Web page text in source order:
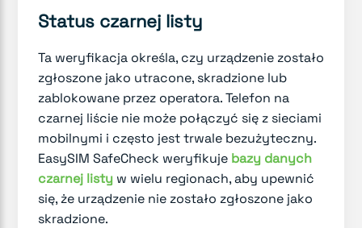
Status czarnej listy
Ta weryfikacja określa, czy urządzenie zostało
zgłoszone jako utracone, skradzione lub
zablokowane przez operatora. Telefon na
czarnej liście nie może połączyć się z sieciami
mobilnymi i często jest trwale bezużyteczny.
EasySIM SafeCheck weryfikuje bazy danych
czarnej listy w wielu regionach, aby upewnić
się, że urządzenie nie zostało zgłoszone jako
skradzione.